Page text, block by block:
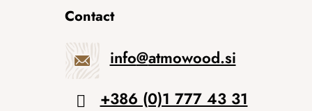
Contact
info@atmowood.si
+386 (0)1 777 43 31